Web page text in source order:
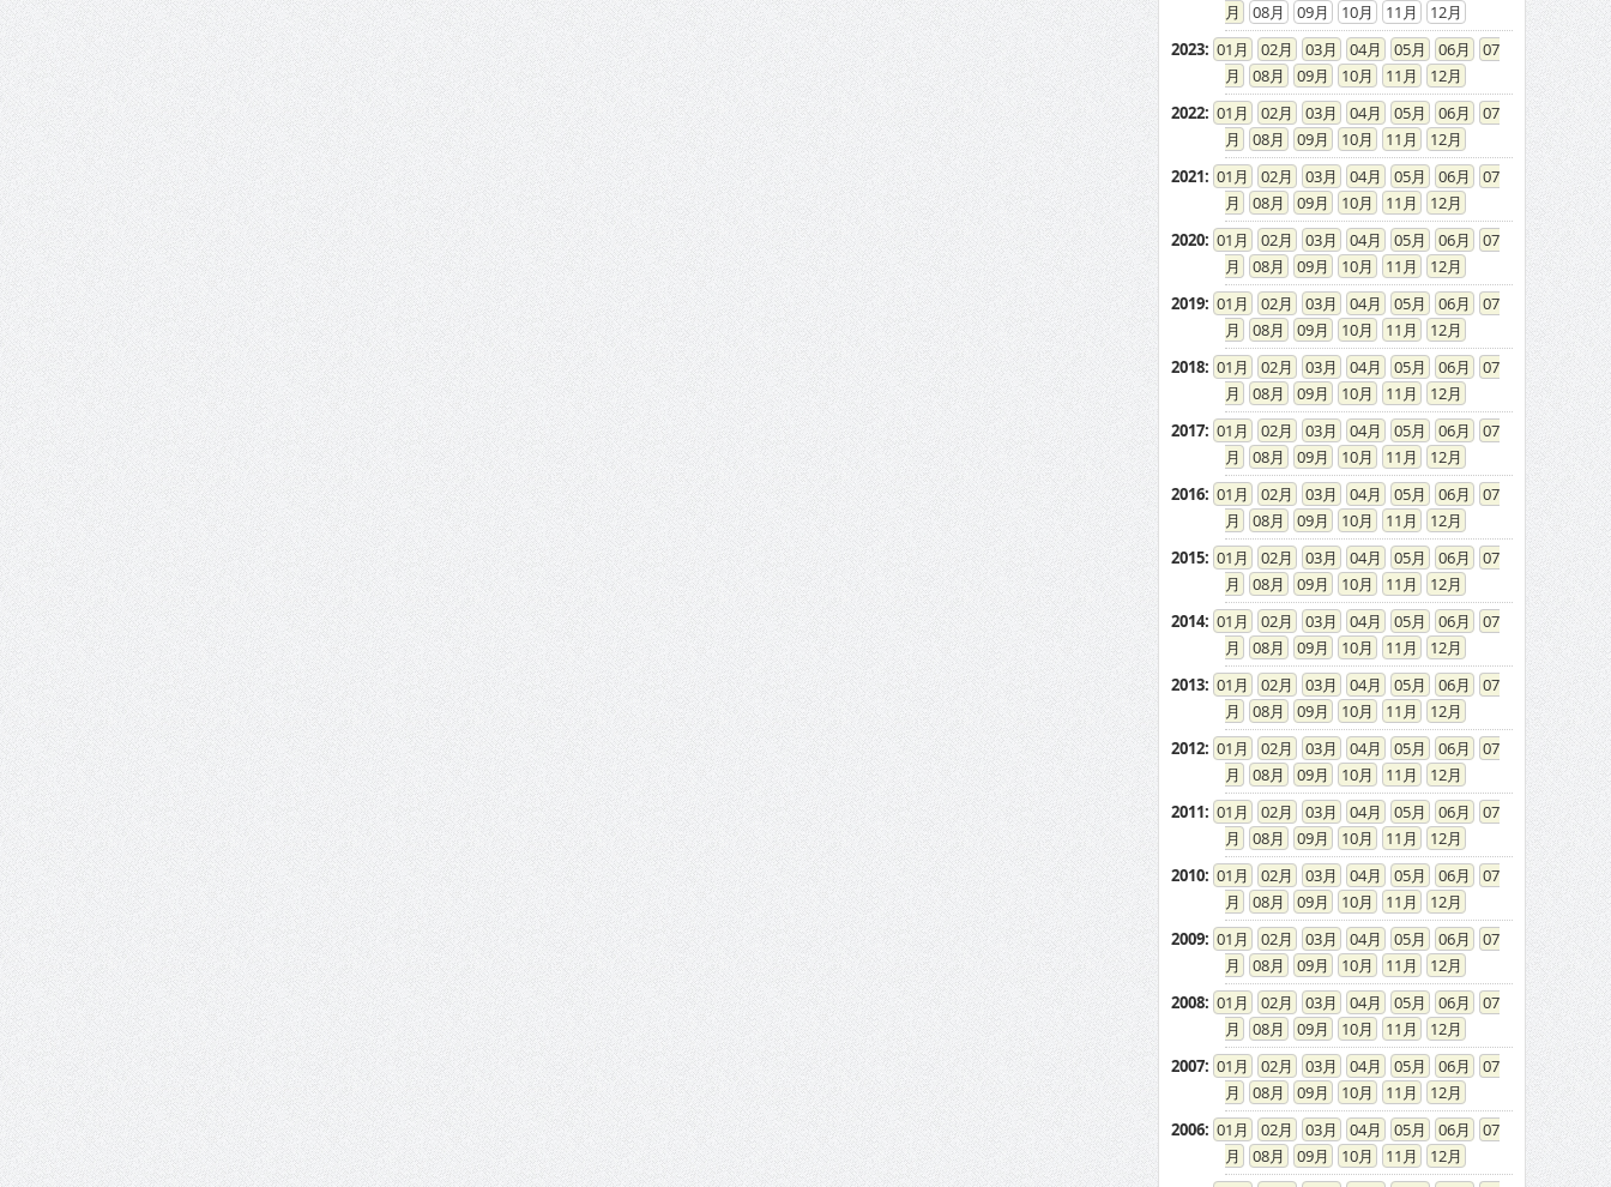
08
09 10 11
12
2023: 01 02 03 04 05 06
07
08
09 10 11
12
2022: 01 02 03 04 05 06
07
08
09 10 11
12
2021: 01 02 03 04 05 06
07
08
09 10 11
12
2020: 01 02 03 04 05 06
07
08
09 10 11
12
2019: 01 02 03 04 05 06
07
08
09 10 11
12
2018: 01 02 03 04 05 06
07
08
09 10 11
12
2017: 01 02 03 04 05 06
07
08
09 10 11
12
2016: 01 02 03 04 05 06
07
08
09 10 11
12
2015: 01 02 03 04 05 06
07
08
09 10 11
12
2014: 01 02 03 04 05 06
07
08
09 10 11
12
2013: 01 02 03 04 05 06
07
08
09 10 11
12
2012: 01 02 03 04 05 06
07
08
09 10 11
12
2011: 01 02 03 04 05 06
07
08
09 10 11
12
2010: 01 02 03 04 05 06
07
08
09 10 11
12
2009: 01 02 03 04 05 06
07
08
09 10 11
12
2008: 01 02 03 04 05 06
07
08
09 10 11
12
2007: 01 02 03 04 05 06
07
08
09 10 11
12
2006: 01 02 03 04 05 06
07
08
09 10 11
12